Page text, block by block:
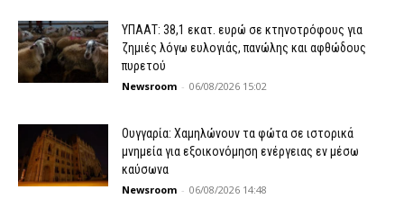
ΥΠΑΑΤ: 38,1 εκατ. ευρώ σε κτηνοτρόφους για
ζημιές λόγω ευλογιάς, πανώλης και αφθώδους
πυρετού
Newsroom - 06/08/2026 15:02
Ουγγαρία: Χαμηλώνουν τα φώτα σε ιστορικά
μνημεία για εξοικονόμηση ενέργειας εν μέσω
καύσωνα
Newsroom - 06/08/2026 14:48